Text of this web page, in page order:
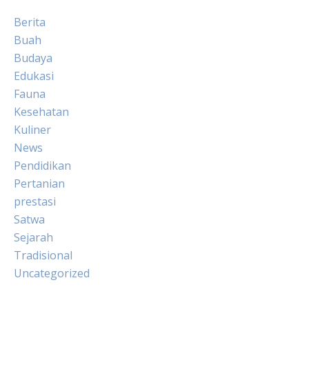
Berita
Buah
Budaya
Edukasi
Fauna
Kesehatan
Kuliner
News
Pendidikan
Pertanian
prestasi
Satwa
Sejarah
Tradisional
Uncategorized